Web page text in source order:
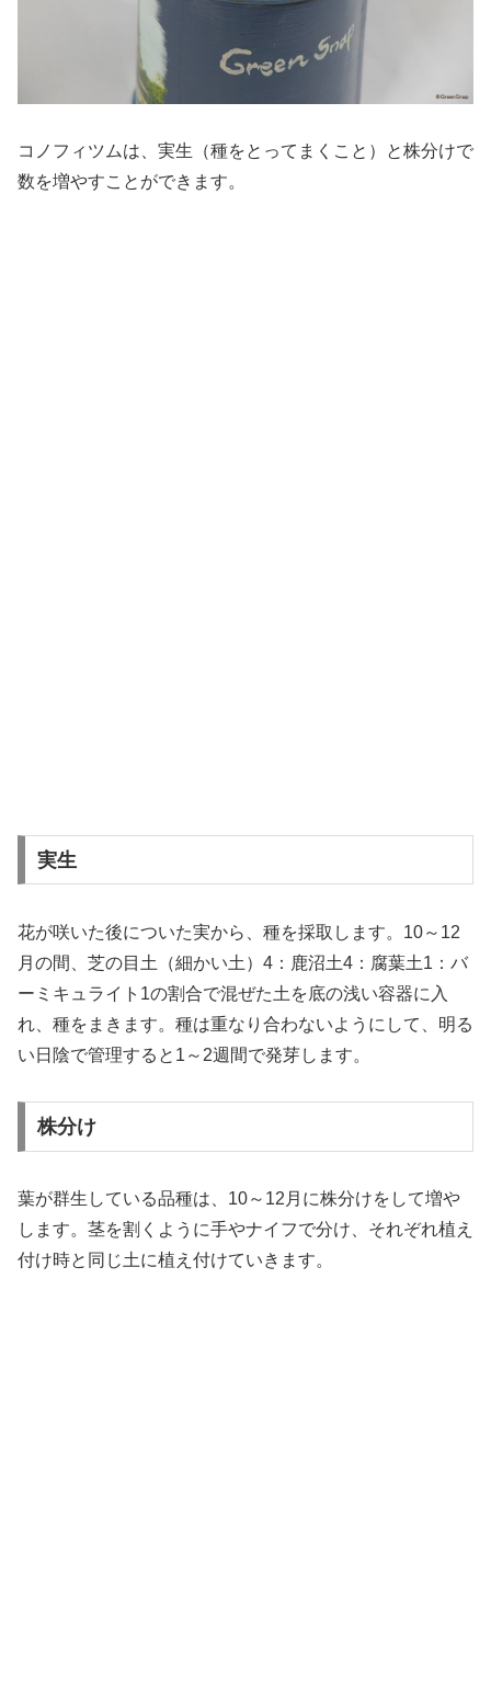
コノフィツムは、実生（種をとってまくこと）と株分けで
数を増やすことができます。
実生
花が咲いた後についた実から、種を採取します。10～12
月の間、芝の目土（細かい土）4：鹿沼土4：腐葉土1：バ
ーミキュライト1の割合で混ぜた土を底の浅い容器に入
れ、種をまきます。種は重なり合わないようにして、明る
い日陰で管理すると1～2週間で発芽します。
株分け
葉が群生している品種は、10～12月に株分けをして増や
します。茎を割くように手やナイフで分け、それぞれ植え
付け時と同じ土に植え付けていきます。